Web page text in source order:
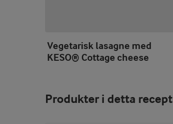
Vegetarisk lasagne med
KESO® Cottage cheese
Produkter i detta recept